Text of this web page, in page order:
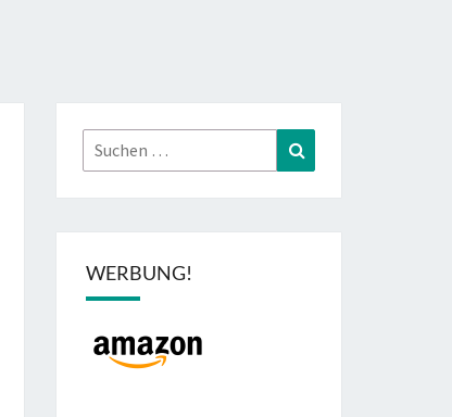
Suchen
nach:
WERBUNG!